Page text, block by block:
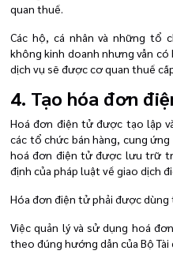
quan thuế.
Các hộ, cá nhân và những tổ
không kinh doanh nhưng vẫn
dịch vụ sẽ được cơ quan thuế
4. Tạo hóa đơn
Hoá đơn điện tử được tạo lập
các tổ chức bán hàng, cung
hoá đơn điện tử được lưu trữ
định của pháp luật về giao dịch
Hóa đơn điện tử phải được
Việc quản lý và sử dụng hoá
theo đúng hướng dẫn của Bộ Tài